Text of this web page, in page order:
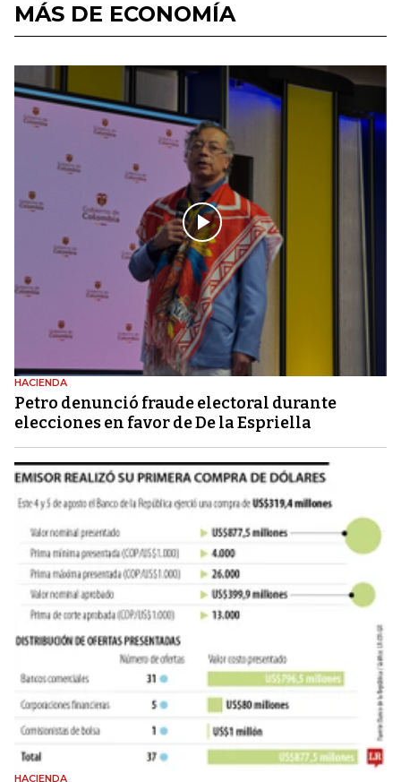
MÁS DE ECONOMÍA
HACIENDA
Petro denunció fraude electoral durante
elecciones en favor de De la Espriella
HACIENDA